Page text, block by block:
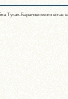
Барановського вітає